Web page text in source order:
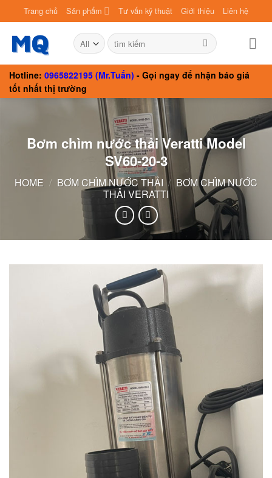
to
content
Trang chủ Sản phẩm Tư vấn kỹ thuật Giới thiệu Liên hệ
Search
for:
Hotline: 0965822195 (Mr.Tuấn) - Gọi ngay để nhận báo giá
tốt nhất thị trường
Bơm chìm nước thải Veratti Model
SV60-20-3
HOME / BƠM CHÌM NƯỚC THẢI / BƠM CHÌM NƯỚC
THẢI VERATTI